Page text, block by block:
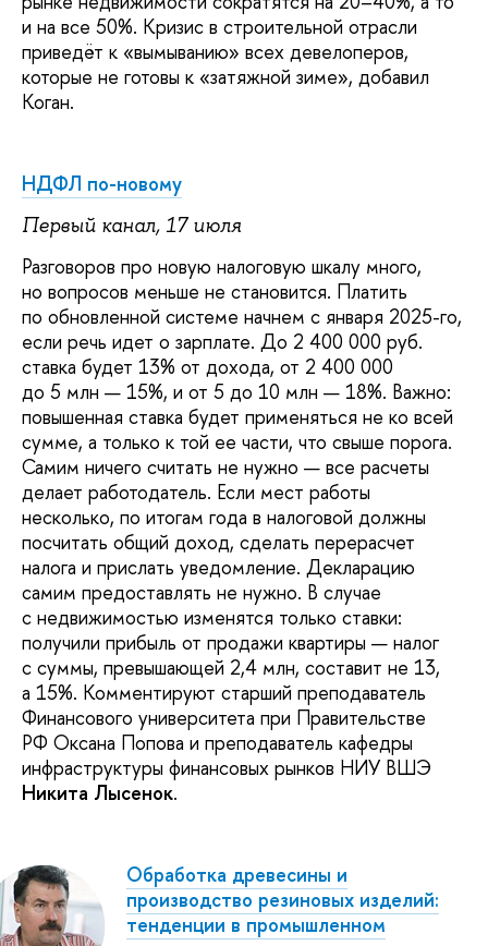
и на все 50%. Кризис в строительной отрасли
приведёт к «вымыванию» всех девелоперов,
которые не готовы к «затяжной зиме», добавил
Коган.
НДФЛ по-новому
Первый канал, 17 июля
Разговоров про новую налоговую шкалу много,
но вопросов меньше не становится. Платить
по обновленной системе начнем с января 2025-го,
если речь идет о зарплате. До 2 400 000 руб.
ставка будет 13% от дохода, от 2 400 000
до 5 млн — 15%, и от 5 до 10 млн — 18%. Важно:
повышенная ставка будет применяться не ко всей
сумме, а только к той ее части, что свыше порога.
Самим ничего считать не нужно — все расчеты
делает работодатель. Если мест работы
несколько, по итогам года в налоговой должны
посчитать общий доход, сделать перерасчет
налога и прислать уведомление. Декларацию
самим предоставлять не нужно. В случае
с недвижимостью изменятся только ставки:
получили прибыль от продажи квартиры — налог
с суммы, превышающей 2,4 млн, составит не 13,
а 15%. Комментируют старший преподаватель
Финансового университета при Правительстве
РФ Оксана Попова и преподаватель кафедры
инфраструктуры финансовых рынков НИУ ВШЭ
Никита Лысенок.
Обработка древесины и
производство резиновых изделий:
тенденции в промышленном